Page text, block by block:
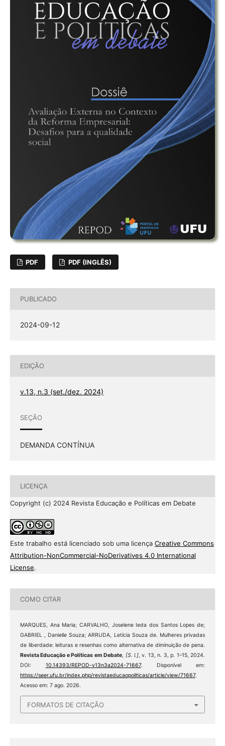
PDF PDF (INGLÊS)
PUBLICADO
2024-09-12
EDIÇÃO
v.13, n.3 (set./dez. 2024)
SEÇÃO
DEMANDA CONTÍNUA
LICENÇA
Copyright (c) 2024 Revista Educação e Políticas em Debate
Este trabalho está licenciado sob uma licença Creative Commons
Attribution-NonCommercial-NoDerivatives 4.0 International
License.
COMO CITAR
MARQUES, Ana Maria; CARVALHO, Joselene Ieda dos Santos Lopes de;
GABRIEL , Danielle Souza; ARRUDA, Letícia Souza de. Mulheres privadas
de liberdade: leituras e resenhas como alternativa de diminuição de pena.
Revista Educação e Políticas em Debate, [S. l.], v. 13, n. 3, p. 1–15, 2024.
DOI: 10.14393/REPOD-v13n3a2024-71667. Disponível em:
https://seer.ufu.br/index.php/revistaeducaopoliticas/article/view/71667.
Acesso em: 7 ago. 2026.
FORMATOS DE CITAÇÃO